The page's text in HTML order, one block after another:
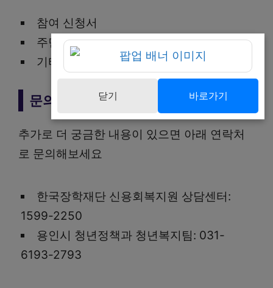
참여 신청서
주민등록초본
기타 사업 참여에 필요한 서류
문의처
추가로 더 궁금한 내용이 있으면 아래 연락처
로 문의해보세요
한국장학재단 신용회복지원 상담센터:
1599-2250
용인시 청년정책과 청년복지팀: 031-
6193-2793
닫기 바로가기